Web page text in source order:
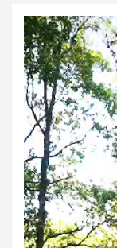
Video
Player